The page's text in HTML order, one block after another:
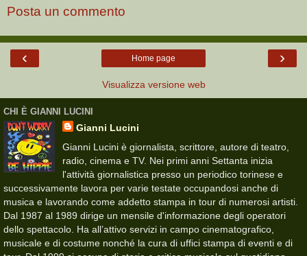
Posta un commento
‹ ›
Home page
Visualizza versione web
CHI È GIANNI LUCINI
Gianni Lucini
Gianni Lucini è giornalista, scrittore, autore di teatro,
radio, cinema e TV. Nei primi anni Settanta inizia
l'attività giornalistica presso un periodico torinese e
successivamente lavora per varie testate occupandosi anche di
musica e lavorando come addetto stampa in tour di numerosi artisti.
Dal 1987 al 1989 dirige un mensile d'informazione degli operatori
dello spettacolo. Ha all’attivo servizi in campo cinematografico,
musicale e di costume nonché la cura di uffici stampa di eventi e di